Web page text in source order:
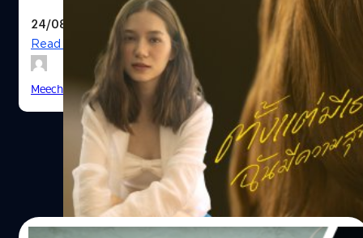
24/08/2021
Read More
Meechok Dechpokasup| 1807 days ago
31/05/2021